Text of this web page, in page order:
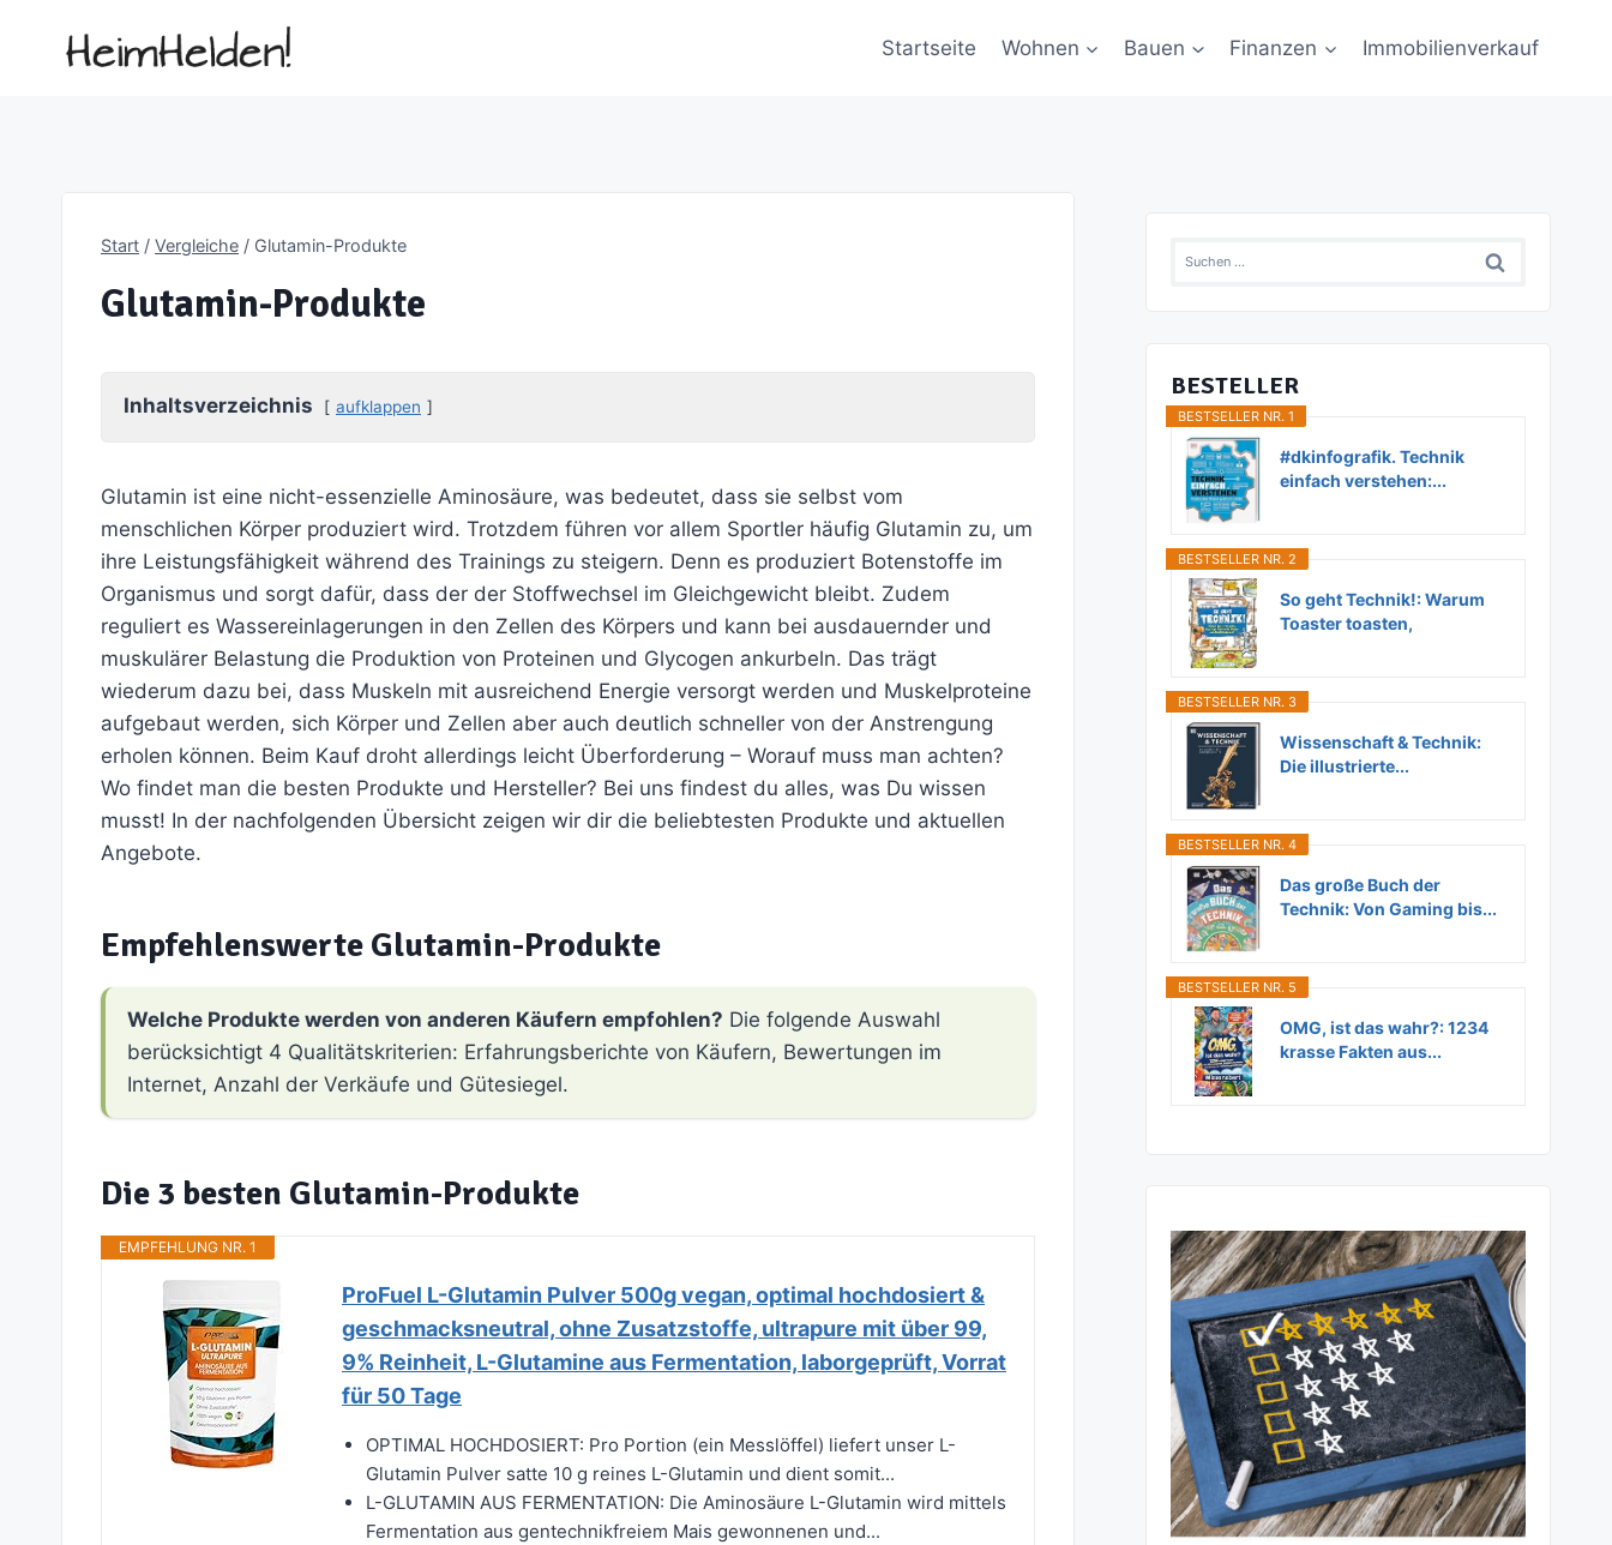
Startseite Wohnen Bauen Finanzen Immobilienverkauf
Start / Vergleiche / Glutamin-Produkte
Glutamin-Produkte
Inhaltsverzeichnis aufklappen
Glutamin ist eine nicht-essenzielle Aminosäure, was bedeutet, dass sie selbst vom
menschlichen Körper produziert wird. Trotzdem führen vor allem Sportler häufig Glutamin zu, um
ihre Leistungsfähigkeit während des Trainings zu steigern. Denn es produziert Botenstoffe im
Organismus und sorgt dafür, dass der der Stoffwechsel im Gleichgewicht bleibt. Zudem
reguliert es Wassereinlagerungen in den Zellen des Körpers und kann bei ausdauernder und
muskulärer Belastung die Produktion von Proteinen und Glycogen ankurbeln. Das trägt
wiederum dazu bei, dass Muskeln mit ausreichend Energie versorgt werden und Muskelproteine
aufgebaut werden, sich Körper und Zellen aber auch deutlich schneller von der Anstrengung
erholen können. Beim Kauf droht allerdings leicht Überforderung – Worauf muss man achten?
Wo findet man die besten Produkte und Hersteller? Bei uns findest du alles, was Du wissen
musst! In der nachfolgenden Übersicht zeigen wir dir die beliebtesten Produkte und aktuellen
Angebote.
Empfehlenswerte Glutamin-Produkte
Welche Produkte werden von anderen Käufern empfohlen? Die folgende Auswahl
berücksichtigt 4 Qualitätskriterien: Erfahrungsberichte von Käufern, Bewertungen im
Internet, Anzahl der Verkäufe und Gütesiegel.
Die 3 besten Glutamin-Produkte
EMPFEHLUNG NR. 1
ProFuel L-Glutamin Pulver 500g vegan, optimal hochdosiert &
geschmacksneutral, ohne Zusatzstoffe, ultrapure mit über 99,
9% Reinheit, L-Glutamine aus Fermentation, laborgeprüft, Vorrat
für 50 Tage
OPTIMAL HOCHDOSIERT: Pro Portion (ein Messlöffel) liefert unser L-
Glutamin Pulver satte 10 g reines L-Glutamin und dient somit...
L-GLUTAMIN AUS FERMENTATION: Die Aminosäure L-Glutamin wird mittels
Fermentation aus gentechnikfreiem Mais gewonnenen und...
Suchen
BESTELLER
BESTSELLER NR. 1
#dkinfografik. Technik
einfach verstehen:...
BESTSELLER NR. 2
So geht Technik!: Warum
Toaster toasten,
BESTSELLER NR. 3
Wissenschaft & Technik:
Die illustrierte...
BESTSELLER NR. 4
Das große Buch der
Technik: Von Gaming bis...
BESTSELLER NR. 5
OMG, ist das wahr?: 1234
krasse Fakten aus...